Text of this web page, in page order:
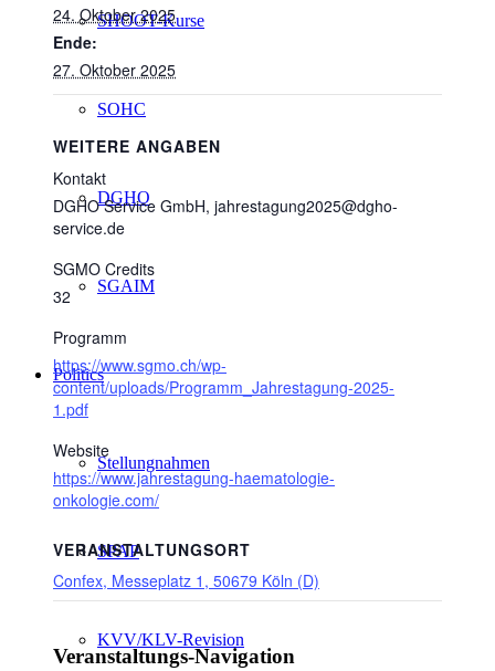
SHOOT-Kurse
SOHC
DGHO
SGAIM
Politics
Stellungnahmen
SPAP
KVV/KLV-Revision
24. Oktober 2025
Ende:
27. Oktober 2025
VERANSTALTUNGSORT
Confex, Messeplatz 1, 50679 Köln (D)
WEITERE ANGABEN
Kontakt
DGHO Service GmbH, jahrestagung2025@dgho-
service.de
SGMO Credits
32
Programm
https://www.sgmo.ch/wp-
content/uploads/Programm_Jahrestagung-2025-
1.pdf
Website
https://www.jahrestagung-haematologie-
onkologie.com/
Veranstaltungs-Navigation